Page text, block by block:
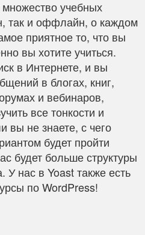
учебных
так и оффлайн, о каждом
приятное то, что вы
вы хотите учиться.
в Интернете, и вы
в блогах, книг,
и вебинаров,
все тонкости и
вы не знаете, с чего
будет пройти
будет больше структуры
У нас в Yoast также есть
по WordPress!